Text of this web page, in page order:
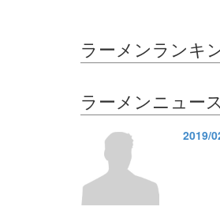
ラーメンランキ
ラーメンニュース
2019/